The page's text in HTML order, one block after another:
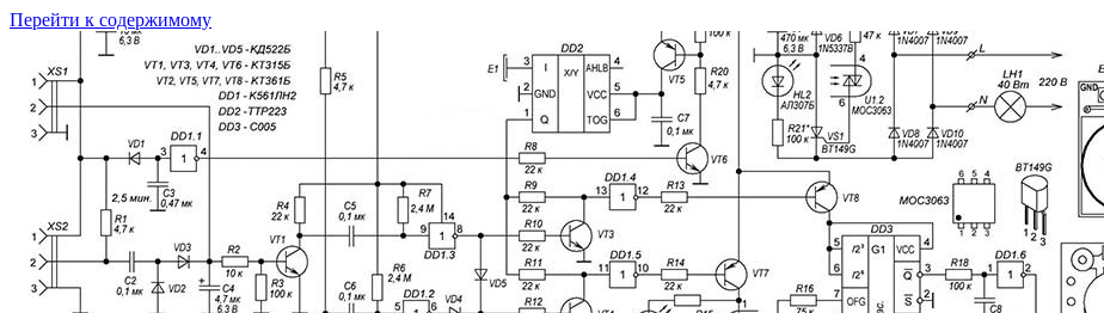
Перейти к содержимому